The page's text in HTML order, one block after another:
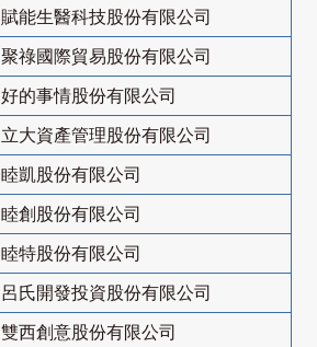
賦能生醫科技股份有限公司
聚祿國際貿易股份有限公司
好的事情股份有限公司
立大資產管理股份有限公司
睦凱股份有限公司
睦創股份有限公司
睦特股份有限公司
呂氏開發投資股份有限公司
雙西創意股份有限公司